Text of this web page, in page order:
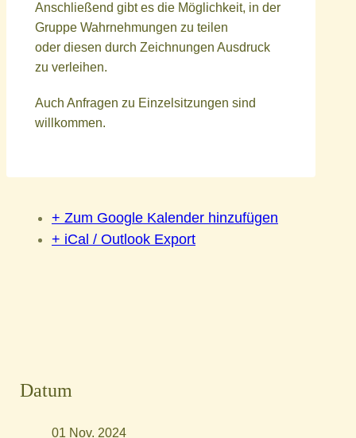
Anschließend gibt es die Möglichkeit, in der
Gruppe Wahrnehmungen zu teilen
oder diesen durch Zeichnungen Ausdruck
zu verleihen.
Auch Anfragen zu Einzelsitzungen sind
willkommen.
+ Zum Google Kalender hinzufügen
+ iCal / Outlook Export
Datum
01 Nov. 2024